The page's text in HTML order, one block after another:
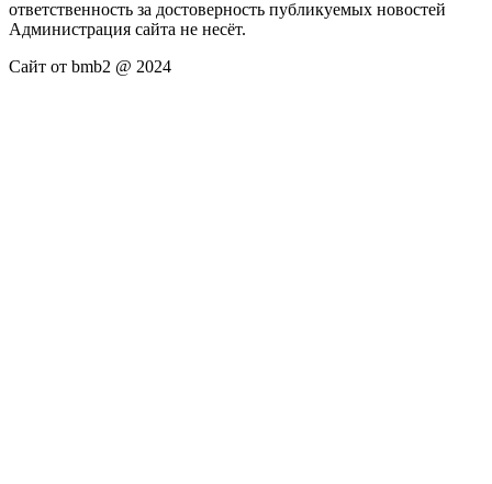
ответственность за достоверность публикуемых новостей
Администрация сайта не несёт.
Сайт от bmb2 @ 2024